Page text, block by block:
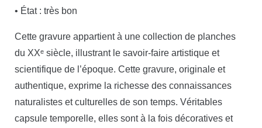
• État : très bon
Cette gravure appartient à une collection de planches
du XXᵉ siècle, illustrant le savoir-faire artistique et
scientifique de l’époque. Cette gravure, originale et
authentique, exprime la richesse des connaissances
naturalistes et culturelles de son temps. Véritables
capsule temporelle, elles sont à la fois décoratives et